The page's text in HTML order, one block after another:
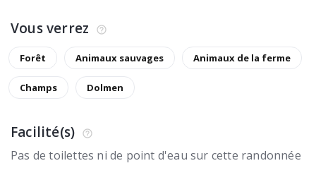
Vous verrez
Forêt Animaux sauvages Animaux de la ferme
Champs Dolmen
Facilité(s)
Pas de toilettes ni de point d'eau sur cette randonnée